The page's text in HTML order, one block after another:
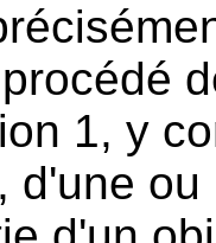
1, y
d'une